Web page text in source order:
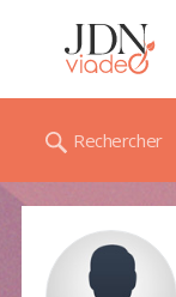
Rechercher